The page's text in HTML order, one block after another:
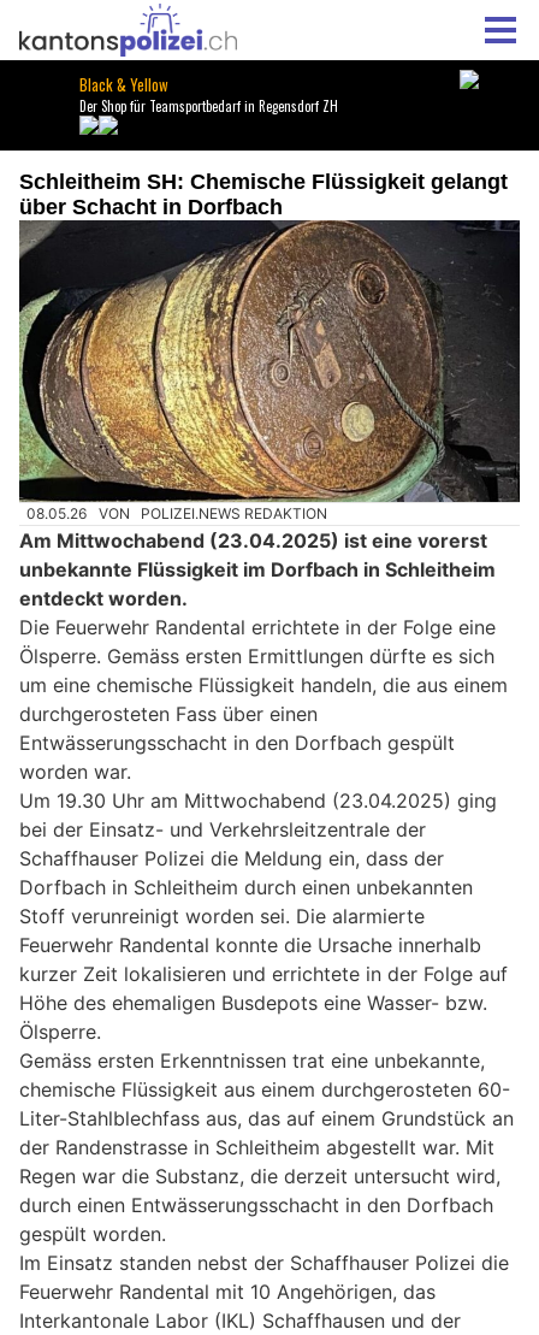
Schleitheim SH: Chemische Flüssigkeit gelangt
über Schacht in Dorfbach
08.05.26 VON POLIZEI.NEWS REDAKTION
Am Mittwochabend (23.04.2025) ist eine vorerst
unbekannte Flüssigkeit im Dorfbach in Schleitheim
entdeckt worden.
Die Feuerwehr Randental errichtete in der Folge eine
Ölsperre. Gemäss ersten Ermittlungen dürfte es sich
um eine chemische Flüssigkeit handeln, die aus einem
durchgerosteten Fass über einen
Entwässerungsschacht in den Dorfbach gespült
worden war.
Um 19.30 Uhr am Mittwochabend (23.04.2025) ging
bei der Einsatz- und Verkehrsleitzentrale der
Schaffhauser Polizei die Meldung ein, dass der
Dorfbach in Schleitheim durch einen unbekannten
Stoff verunreinigt worden sei. Die alarmierte
Feuerwehr Randental konnte die Ursache innerhalb
kurzer Zeit lokalisieren und errichtete in der Folge auf
Höhe des ehemaligen Busdepots eine Wasser- bzw.
Ölsperre.
Gemäss ersten Erkenntnissen trat eine unbekannte,
chemische Flüssigkeit aus einem durchgerosteten 60-
Liter-Stahlblechfass aus, das auf einem Grundstück an
der Randenstrasse in Schleitheim abgestellt war. Mit
Regen war die Substanz, die derzeit untersucht wird,
durch einen Entwässerungsschacht in den Dorfbach
gespült worden.
Im Einsatz standen nebst der Schaffhauser Polizei die
Feuerwehr Randental mit 10 Angehörigen, das
Interkantonale Labor (IKL) Schaffhausen und der